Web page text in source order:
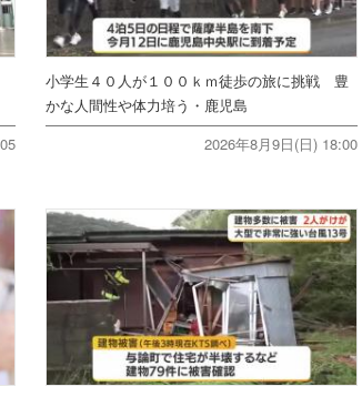
小学生４０人が１００ｋｍ徒歩の旅に挑戦 豊
かな人間性や体力培う・鹿児島
2026年8月9日(日) 18:00